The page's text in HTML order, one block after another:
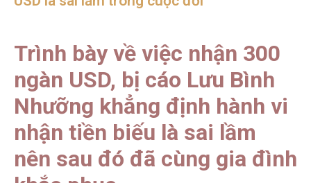
Trình bày về việc nhận 300
ngàn USD, bị cáo Lưu Bình
Nhưỡng khẳng định hành vi
nhận tiền biếu là sai lầm
nên sau đó đã cùng gia đình